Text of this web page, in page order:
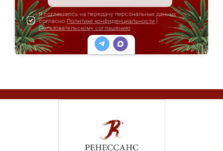
Я соглашаюсь на передачу персональных данных
согласно Политике конфиденциальности
Пользовательскому соглашению